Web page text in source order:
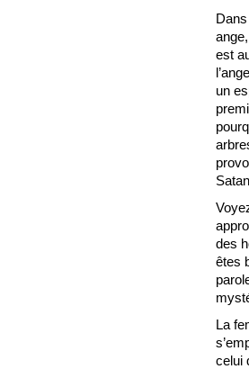
est
un
des
êtes
La
celui